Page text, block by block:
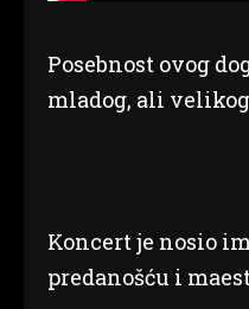
Posebnost ovog
mladog, ali
Koncert je nosio
predanošću i